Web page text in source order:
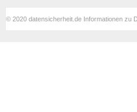
© 2020 datensicherheit.de Informationen zu